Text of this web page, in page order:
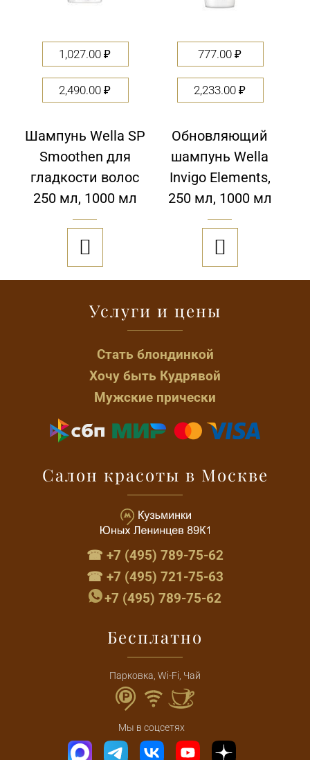
1,027.00 ₽
2,490.00 ₽
Шампунь Wella SP
Smoothen для
гладкости волос
250 мл, 1000 мл

777.00 ₽
2,233.00 ₽
Обновляющий
шампунь Wella
Invigo Elements,
250 мл, 1000 мл

Услуги и цены
Стать блондинкой
Хочу быть Кудрявой
Мужские прически
Салон красоты в Москве
☎ +7 (495) 789-75-62
☎ +7 (495) 721-75-63
+7 (495) 789-75-62
Бесплатно
Парковка, Wi-Fi, Чай
Мы в соцсетях